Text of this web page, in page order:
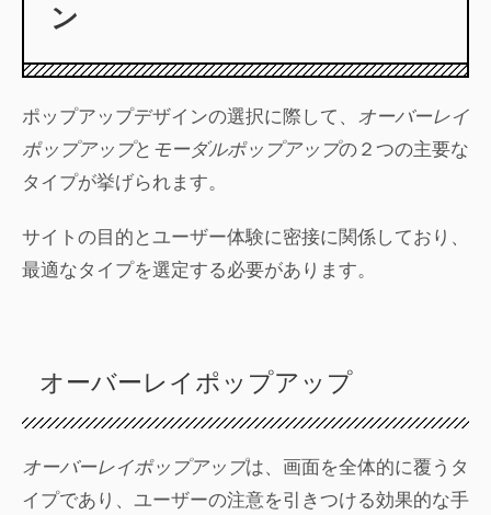
ン
ポップアップデザインの選択に際して、 オーバーレイ
ポップアップと モーダルポップアップの２つの主要な
タイプが挙げられます。
サイトの目的とユーザー体験に密接に関係しており、
最適なタイプを選定する必要があります。
オーバーレイポップアップ
オーバーレイポップアップは、画面を全体的に覆うタ
イプであり、ユーザーの注意を引きつける効果的な手